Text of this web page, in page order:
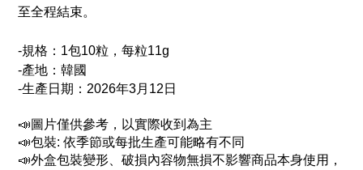
至全程結束。
-規格：1包10粒，每粒11g
-產地：韓國
-生產日期：2026年3月12日
📣圖片僅供參考，以實際收到為主
📣包裝: 依季節或每批生產可能略有不同
📣外盒包裝變形、破損內容物無損不影響商品本身使用，